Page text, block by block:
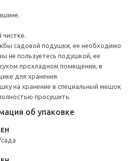
садовой подушки, ее необходимо
не пользуетесь подушкой, ее
прохладном помещении, в
для хранения.
на хранение в специальный мешок
просушить.
об упаковке